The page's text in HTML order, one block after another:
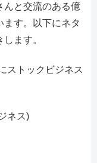
んと交流のある億
ます。以下にネタ
ます。
ストックビジネス
ネス)